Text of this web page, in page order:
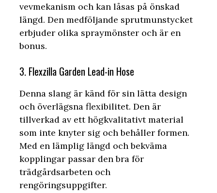
vevmekanism och kan låsas på önskad
längd. Den medföljande sprutmunstycket
erbjuder olika spraymönster och är en
bonus.
3. Flexzilla Garden Lead-in Hose
Denna slang är känd för sin lätta design
och överlägsna flexibilitet. Den är
tillverkad av ett högkvalitativt material
som inte knyter sig och behåller formen.
Med en lämplig längd och bekväma
kopplingar passar den bra för
trädgårdsarbeten och
rengöringsuppgifter.